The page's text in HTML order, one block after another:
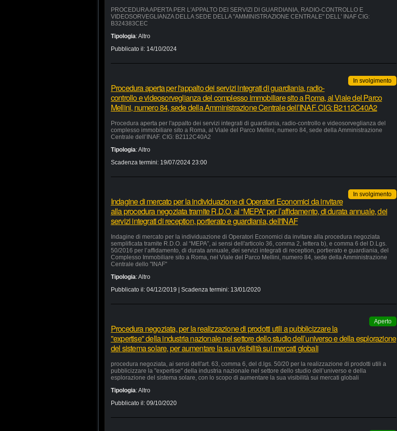
PROCEDURA APERTA PER L'APPALTO DEI SERVIZI DI GUARDIANIA, RADIO-CONTROLLO E
VIDEOSORVEGLIANZA DELLA SEDE DELLA "AMMINISTRAZIONE CENTRALE" DELL' INAF CIG:
B324383CEC
Tipologia:Altro
Pubblicato il: 14/10/2024
In svolgimento
Procedura aperta per l'appalto dei servizi integrati di guardiania, radio-
controllo e videosorveglianza del complesso immobiliare sito a Roma, al Viale del Parco
Mellini, numero 84, sede della Amministrazione Centrale dell’INAF. CIG: B2112C40A2
Procedura aperta per l'appalto dei servizi integrati di guardiania, radio-controllo e videosorveglianza del
complesso immobiliare sito a Roma, al Viale del Parco Mellini, numero 84, sede della Amministrazione
Centrale dell’INAF. CIG: B2112C40A2
Tipologia:Altro
Scadenza termini: 19/07/2024 23:00
In svolgimento
Indagine di mercato per la individuazione di Operatori Economici da invitare
alla procedura negoziata tramite R.D.O. al “MEPA” per l’affidamento, di durata annuale, dei
servizi integrati di reception, portierato e guardiania, dell'INAF
Indagine di mercato per la individuazione di Operatori Economici da invitare alla procedura negoziata
semplificata tramite R.D.O. al “MEPA”, ai sensi dell'articolo 36, comma 2, lettera b), e comma 6 del D.Lgs.
50/2016 per l’affidamento, di durata annuale, dei servizi integrati di reception, portierato e guardiania, del
Complesso Immobiliare sito a Roma, nel Viale del Parco Mellini, numero 84, sede della Amministrazione
Centrale dello "INAF"
Tipologia:Altro
Pubblicato il: 04/12/2019 | Scadenza termini: 13/01/2020
Aperto
Procedura negoziata, per la realizzazione di prodotti utili a pubblicizzare la
"expertise" della industria nazionale nel settore dello studio dell’universo e della esplorazione
del sistema solare, per aumentare la sua visibilità sui mercati globali
procedura negoziata, ai sensi dell'art. 63, comma 6, del d.lgs. 50/20 per la realizzazione di prodotti utili a
pubblicizzare la "expertise" della industria nazionale nel settore dello studio dell’universo e della
esplorazione del sistema solare, con lo scopo di aumentare la sua visibilità sui mercati globali
Tipologia:Altro
Pubblicato il: 09/10/2020